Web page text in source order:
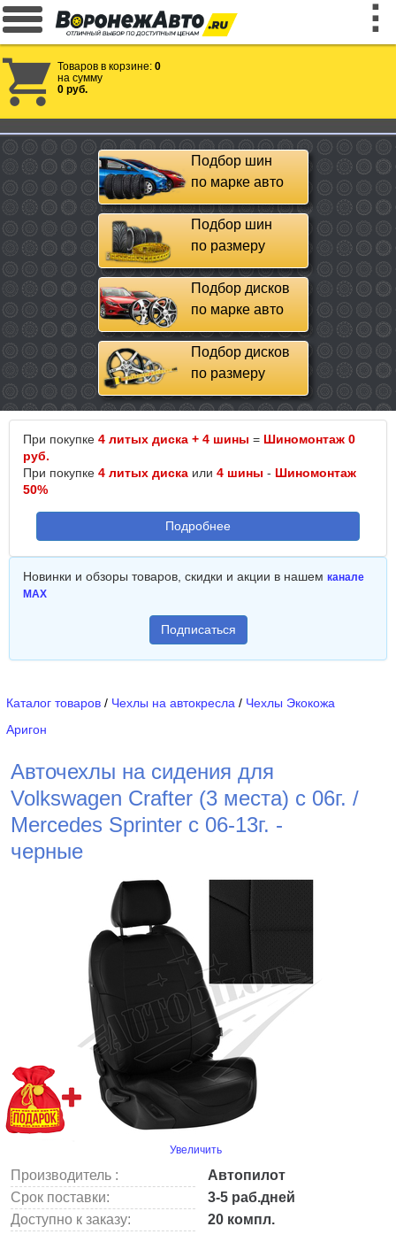
Товаров в корзине: 0
на сумму
0 руб.
Подбор шин
по марке авто
Подбор шин
по размеру
Подбор дисков
по марке авто
Подбор дисков
по размеру
При покупке 4 литых диска + 4 шины = Шиномонтаж 0
руб.
При покупке 4 литых диска или 4 шины - Шиномонтаж
50%
Подробнее
Новинки и обзоры товаров, скидки и акции в нашем канале
MAX
Подписаться
Каталог товаров / Чехлы на автокресла / Чехлы Экокожа
Аригон
Авточехлы на сидения для
Volkswagen Crafter (3 места) с 06г. /
Mercedes Sprinter c 06-13г. -
черные
Увеличить
Производитель :
Автопилот
Срок поставки:
3-5 раб.дней
Доступно к заказу:
20 компл.